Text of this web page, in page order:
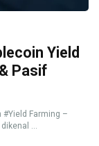
Yield
Pasif
Farming –
...